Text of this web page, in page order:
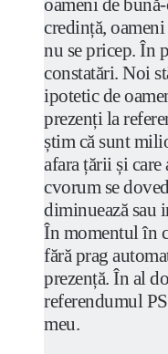
oameni de
credință, oameni
nu se pricep. În
constatări. Noi
ipotetic de
prezenți la
știm că sunt
afara țării și care
cvorum se
diminuează
În momentul în
fără prag
prezență. În al
referendumul
meu.